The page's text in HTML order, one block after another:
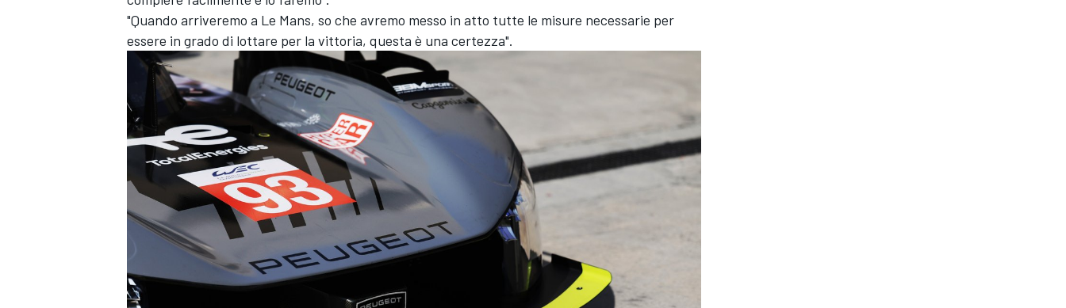
"Quando arriveremo a Le Mans, so che avremo messo in atto tutte le misure necessarie per
essere in grado di lottare per la vittoria, questa è una certezza".